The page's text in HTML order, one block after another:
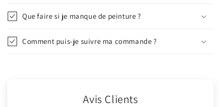
Que faire si je manque de peinture ?
Comment puis-je suivre ma commande ?
Avis Clients